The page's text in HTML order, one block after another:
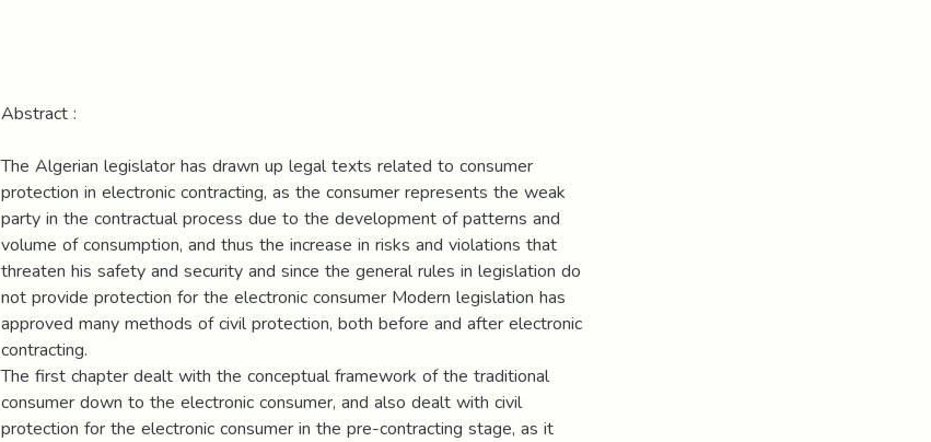
Abstract :
The Algerian legislator has drawn up legal texts related to consumer
protection in electronic contracting, as the consumer represents the weak
party in the contractual process due to the development of patterns and
volume of consumption, and thus the increase in risks and violations that
threaten his safety and security and since the general rules in legislation do
not provide protection for the electronic consumer Modern legislation has
approved many methods of civil protection, both before and after electronic
contracting.
The first chapter dealt with the conceptual framework of the traditional
consumer down to the electronic consumer, and also dealt with civil
protection for the electronic consumer in the pre-contracting stage, as it